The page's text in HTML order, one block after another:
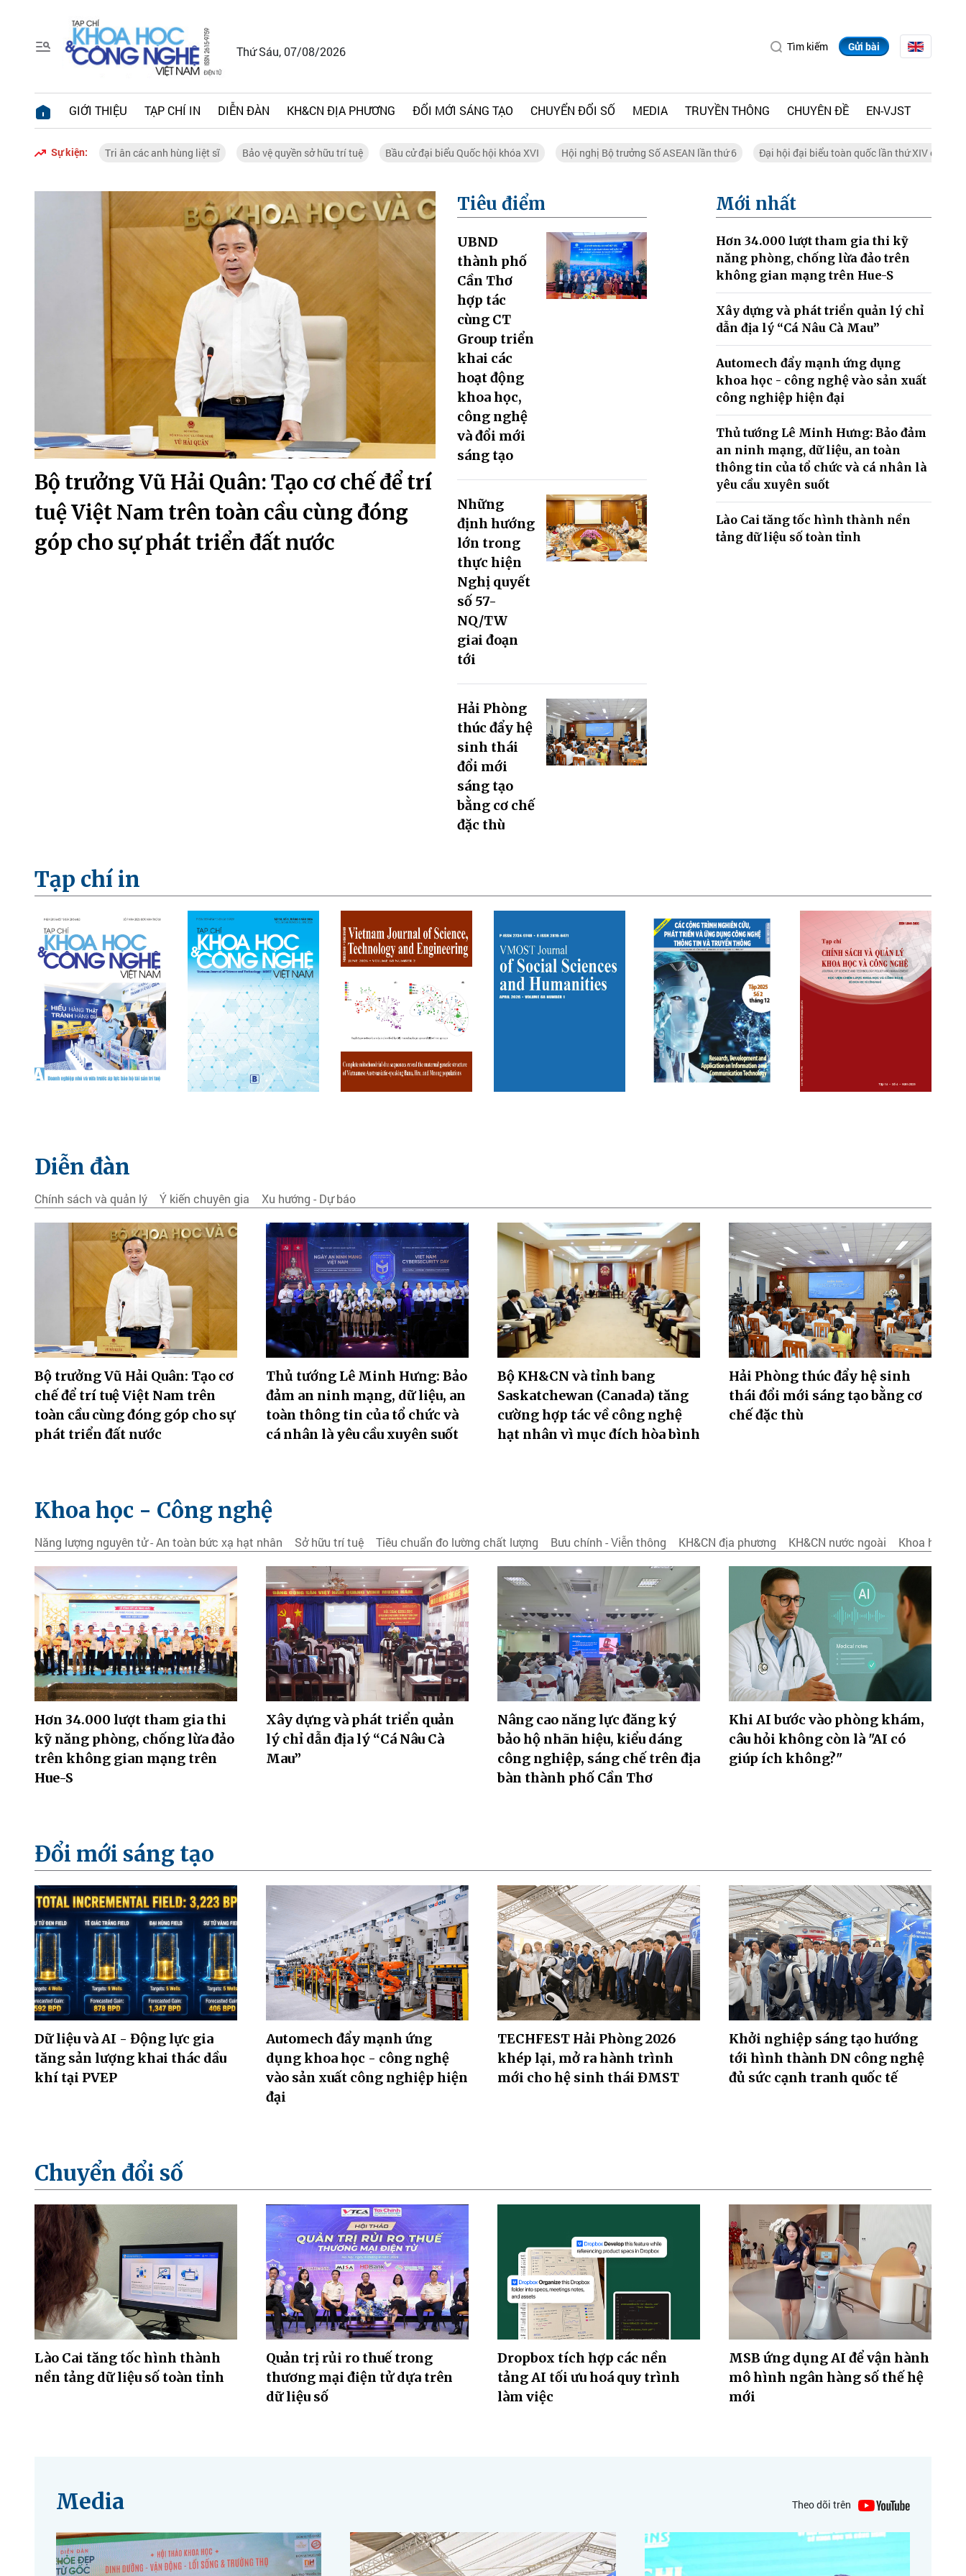
Thứ Sáu, 07/08/2026 Tìm kiếm Gửi bài
GIỚI THIỆU TẠP CHÍ IN DIỄN ĐÀN KH&CN ĐỊA PHƯƠNG ĐỔI MỚI SÁNG TẠO CHUYỂN ĐỔI SỐ MEDIA TRUYỀN THÔNG CHUYÊN ĐỀ EN-VJST
Sự kiện: Tri ân các anh hùng liệt sĩ Bảo vệ quyền sở hữu trí tuệ Bầu cử đại biểu Quốc hội khóa XVI Hội nghị Bộ trưởng Số ASEAN lần thứ 6 Đại hội đại biểu toàn quốc lần thứ XIV của
Bộ trưởng Vũ Hải Quân: Tạo cơ chế để trí
tuệ Việt Nam trên toàn cầu cùng đóng
góp cho sự phát triển đất nước
Tiêu điểm
UBND
thành phố
Cần Thơ
hợp tác
cùng CT
Group triển
khai các
hoạt động
khoa học,
công nghệ
và đổi mới
sáng tạo
Những
định hướng
lớn trong
thực hiện
Nghị quyết
số 57-
NQ/TW
giai đoạn
tới
Hải Phòng
thúc đẩy hệ
sinh thái
đổi mới
sáng tạo
bằng cơ chế
đặc thù
Mới nhất
Hơn 34.000 lượt tham gia thi kỹ
năng phòng, chống lừa đảo trên
không gian mạng trên Hue-S
Xây dựng và phát triển quản lý chỉ
dẫn địa lý “Cá Nâu Cà Mau”
Automech đẩy mạnh ứng dụng
khoa học - công nghệ vào sản xuất
công nghiệp hiện đại
Thủ tướng Lê Minh Hưng: Bảo đảm
an ninh mạng, dữ liệu, an toàn
thông tin của tổ chức và cá nhân là
yêu cầu xuyên suốt
Lào Cai tăng tốc hình thành nền
tảng dữ liệu số toàn tỉnh
Tạp chí in
Diễn đàn
Chính sách và quản lý Ý kiến chuyên gia Xu hướng - Dự báo
Bộ trưởng Vũ Hải Quân: Tạo cơ
chế để trí tuệ Việt Nam trên
toàn cầu cùng đóng góp cho sự
phát triển đất nước
Thủ tướng Lê Minh Hưng: Bảo
đảm an ninh mạng, dữ liệu, an
toàn thông tin của tổ chức và
cá nhân là yêu cầu xuyên suốt
Bộ KH&CN và tỉnh bang
Saskatchewan (Canada) tăng
cường hợp tác về công nghệ
hạt nhân vì mục đích hòa bình
Hải Phòng thúc đẩy hệ sinh
thái đổi mới sáng tạo bằng cơ
chế đặc thù
Khoa học - Công nghệ
Năng lượng nguyên tử - An toàn bức xạ hạt nhân Sở hữu trí tuệ Tiêu chuẩn đo lường chất lượng Bưu chính - Viễn thông KH&CN địa phương KH&CN nước ngoài Khoa học
Hơn 34.000 lượt tham gia thi
kỹ năng phòng, chống lừa đảo
trên không gian mạng trên
Hue-S
Xây dựng và phát triển quản
lý chỉ dẫn địa lý “Cá Nâu Cà
Mau”
Nâng cao năng lực đăng ký
bảo hộ nhãn hiệu, kiểu dáng
công nghiệp, sáng chế trên địa
bàn thành phố Cần Thơ
Khi AI bước vào phòng khám,
câu hỏi không còn là "AI có
giúp ích không?"
Đổi mới sáng tạo
Dữ liệu và AI - Động lực gia
tăng sản lượng khai thác dầu
khí tại PVEP
Automech đẩy mạnh ứng
dụng khoa học - công nghệ
vào sản xuất công nghiệp hiện
đại
TECHFEST Hải Phòng 2026
khép lại, mở ra hành trình
mới cho hệ sinh thái ĐMST
Khởi nghiệp sáng tạo hướng
tới hình thành DN công nghệ
đủ sức cạnh tranh quốc tế
Chuyển đổi số
Lào Cai tăng tốc hình thành
nền tảng dữ liệu số toàn tỉnh
Quản trị rủi ro thuế trong
thương mại điện tử dựa trên
dữ liệu số
Dropbox tích hợp các nền
tảng AI tối ưu hoá quy trình
làm việc
MSB ứng dụng AI để vận hành
mô hình ngân hàng số thế hệ
mới
Media Theo dõi trên